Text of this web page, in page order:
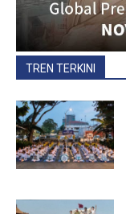
TREN TERKINI